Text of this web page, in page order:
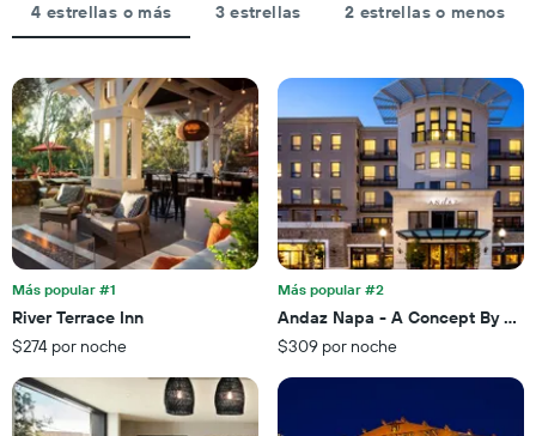
X
que
el
precio
promedio
de
una
habitación
para
esta
noche,
calculado
a
partir
los
últimos
y
agrupado
número
de
estrellas
El
gráfico
muestra
1
eje
X
que
indica
categorías
de
los
hoteles
4 estrellas o más 3 estrellas 2 estrellas o menos
Más popular #1
River Terrace Inn
$274 por noche
Más popular #2
Andaz Napa - A Concept By
$309 por noche